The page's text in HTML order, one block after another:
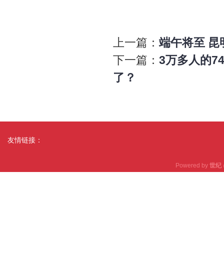
上一篇：端午将至 昆
下一篇： 3万多人的
了？
友情链接：
Powered by 世纪